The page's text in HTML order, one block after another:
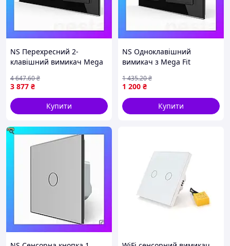
NS Перехресний 2-
клавішний вимикач Mega
з USB Type-C 18Вт,
заземлення, LIVO Nes22/Q
3 877 ₴
4 647.60₴
Купити
NS Одноклавішний
вимикач з Mega Fit
скло (VL-C7C1EUK1-12)
Nes22/Q
1 200 ₴
1 435.20₴
Купити